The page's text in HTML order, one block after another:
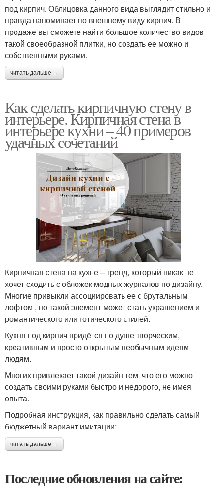
под кирпич. Облицовка данного вида выглядит стильно и
правда напоминает по внешнему виду кирпич. В
продаже вы сможете найти большое количество видов
такой своеобразной плитки, но создать ее можно и
собственными руками.
читать дальше →
Как сделать кирпичную стену в
интерьере. Кирпичная стена в
интерьере кухни – 40 примеров
удачных сочетаний
Кирпичная стена на кухне – тренд, который никак не
хочет сходить с обложек модных журналов по дизайну.
Многие привыкли ассоциировать ее с брутальным
лофтом , но такой элемент может стать украшением и
романтического или готического стилей.
Кухня под кирпич придётся по душе творческим,
креативным и просто открытым необычным идеям
людям.
Многих привлекает такой дизайн тем, что его можно
создать своими руками быстро и недорого, не имея
опыта.
Подробная инструкция, как правильно сделать самый
бюджетный вариант имитации:
читать дальше →
Последние обновления на сайте: